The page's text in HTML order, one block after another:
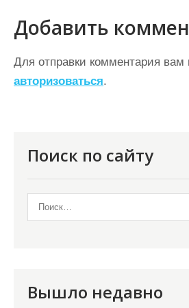
в
и
г
а
Добавить
Для отправки комментария вам
авторизоваться.
Поиск по сайту
Вышло недавно